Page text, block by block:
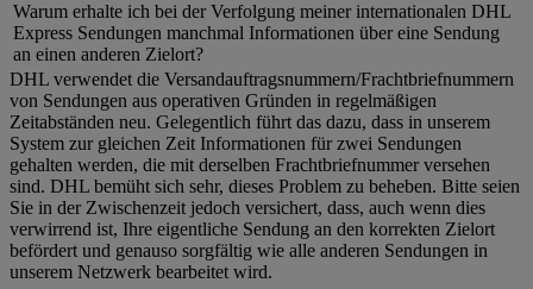
Warum erhalte ich bei der Verfolgung meiner internationalen DHL
Express Sendungen manchmal Informationen über eine Sendung
an einen anderen Zielort?
DHL verwendet die Versandauftragsnummern/Frachtbriefnummern
von Sendungen aus operativen Gründen in regelmäßigen
Zeitabständen neu. Gelegentlich führt das dazu, dass in unserem
System zur gleichen Zeit Informationen für zwei Sendungen
gehalten werden, die mit derselben Frachtbriefnummer versehen
sind. DHL bemüht sich sehr, dieses Problem zu beheben. Bitte seien
Sie in der Zwischenzeit jedoch versichert, dass, auch wenn dies
verwirrend ist, Ihre eigentliche Sendung an den korrekten Zielort
befördert und genauso sorgfältig wie alle anderen Sendungen in
unserem Netzwerk bearbeitet wird.